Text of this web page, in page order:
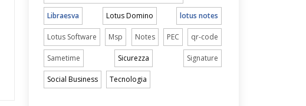
Libraesva Lotus Domino lotus notes
Lotus Software Msp Notes PEC qr-code
Sametime Sicurezza Signature
Social Business Tecnologia